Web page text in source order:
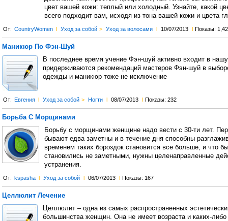
цвет вашей кожи: теплый или холодный. Узнайте, какой
всего подходит вам, исходя из тона вашей кожи и цвета
От: CountryWomen l Уход за собой > Уход за волосами l 10/07/2013 l Показы:
Маникюр По Фэн-Шуй
В последнее время учение Фэн-шуй активно входит в
придерживаются рекомендаций мастеров Фэн-шуй в
одежды и маникюр тоже не исключение
От: Евгения l Уход за собой > Ногти l 08/07/2013 l Показы: 232
Борьба С Морщинами
Борьбу с морщинами женщине надо вести с 30-ти лет.
бывают едва заметны и в течение дня способны
временем таких бороздок становится все больше, и что
становились не заметными, нужны целенаправленные
устранения.
От: kspasha l Уход за собой l 06/07/2013 l Показы: 167
Целлюлит Лечение
Целлюлит – одна из самых распространенных
большинства женщин. Она не имеет возраста и каких-